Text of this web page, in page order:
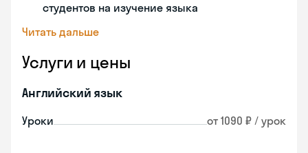
студентов на изучение языка
Читать дальше
Услуги и цены
Английский язык
Уроки от 1090 ₽ / урок